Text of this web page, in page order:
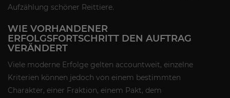
Aufzählung schöner Reittiere.
WIE VORHANDENER
ERFOLGSFORTSCHRITT DEN AUFTRAG
VERÄNDERT
Viele moderne Erfolge gelten accountweit, einzelne
Kriterien können jedoch von einem bestimmten
Charakter, einer Fraktion, einem Pakt, dem